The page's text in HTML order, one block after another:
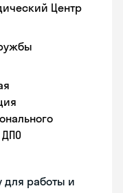
Центр
ДПО
для работы и